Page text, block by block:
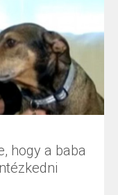
hogy a baba